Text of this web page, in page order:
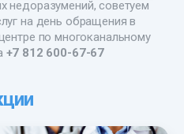
советуем
на день обращения в
по многоканальному
+7 812 600-67-67